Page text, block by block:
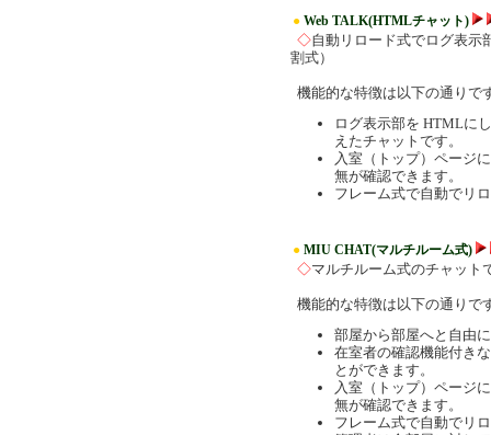
● Web TALK(HTMLチャット)
◇自動リロード式でログ表示
割式）
機能的な特徴は以下の通りで
ログ表示部を HTMLに
えたチャットです。
入室（トップ）ページ
無が確認できます。
フレーム式で自動でリ
● MIU CHAT(マルチルーム式)
◇マルチルーム式のチャット
機能的な特徴は以下の通りで
部屋から部屋へと自由
在室者の確認機能付き
とができます。
入室（トップ）ページ
無が確認できます。
フレーム式で自動でリ